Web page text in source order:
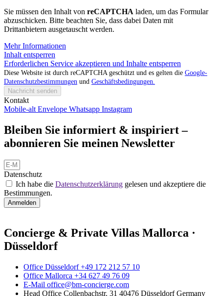
Sie müssen den Inhalt von reCAPTCHA laden, um das Formular
abzuschicken. Bitte beachten Sie, dass dabei Daten mit
Drittanbietern ausgetauscht werden.
Mehr Informationen
Inhalt entsperren
Erforderlichen Service akzeptieren und Inhalte entsperren
Diese Website ist durch reCAPTCHA geschützt und es gelten die Google-
Datenschutzbestimmungen und Geschäftsbedingungen.
Nachricht senden
Kontakt
Mobile-alt Envelope Whatsapp Instagram
Bleiben Sie informiert & inspiriert –
abonnieren Sie meinen Newsletter
Datenschutz
Ich habe die Datenschutzerklärung gelesen und akzeptiere die
Bestimmungen.
Anmelden
Concierge & Private Villas Mallorca ·
Düsseldorf
Office Düsseldorf +49 172 212 57 10
Office Mallorca +34 627 49 76 09
E-Mail office@bm-concierge.com
Head Office Collenbachstr. 31 40476 Düsseldorf Germany